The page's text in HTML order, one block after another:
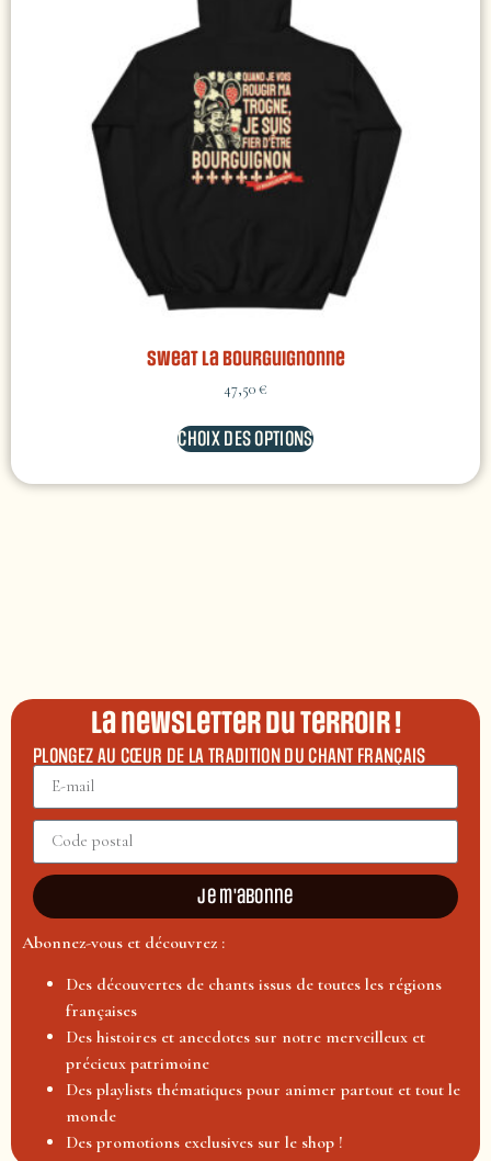
Sweat La Bourguignonne
47,50€
CHOIX DES OPTIONS
La newsletter du terroir !
PLONGEZ AU CŒUR DE LA TRADITION DU CHANT FRANÇAIS
Je m'abonne
Abonnez-vous et découvrez :
Des découvertes de chants issus de toutes les régions
françaises
Des histoires et anecdotes sur notre merveilleux et
précieux patrimoine
Des playlists thématiques pour animer partout et tout le
monde
Des promotions exclusives sur le shop !